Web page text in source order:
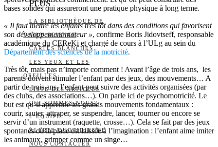
PLUS
LA BIBLIOTHÈQUE DE
DAILY SCIENCE
CARTES BLANCHES
LES YEUX ET LES
OREILLES
LISTE DES ARTICLES
QUI SOMMES-NOUS?
L’ÉQUIPE
ALERTE QUOTIDIENNE
NOUS CONTACTER
bases solides qui assureront une pratique physique à long terme.
« Il faut mettre les enfants très tôt dans des conditions qui favorisent
son développement moteur », confirme Boris Jidovtseff, responsable
académique du CEReKi et chargé de cours à l’ULg au sein du
Département des sciences de la motricité.
Très tôt, mais pas n’importe comment ! Avant l’âge de trois ans, les
parents doivent stimuler l’enfant par des jeux, des mouvements… A
partir de trois ans, l’enfant peut suivre des activités organisées (par
des clubs, des associations…). On parle ici de psychomotricité. Le
but est qu’il apprenne les grands mouvements fondamentaux :
courir, sauter, attraper, se suspendre, lancer, tourner ou encore se
servir d’un instrument (raquette, crosse…). Cela se fait par des jeux
spontanés où la place est laissée à l’imagination : l’enfant aime imiter
les animaux, grimper comme un singe…